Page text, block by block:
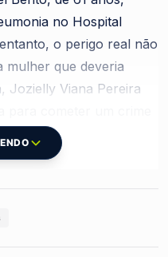
no Hospital
o perigo real não
mulher que deveria
Jozielly Viana Pereira
do quarto